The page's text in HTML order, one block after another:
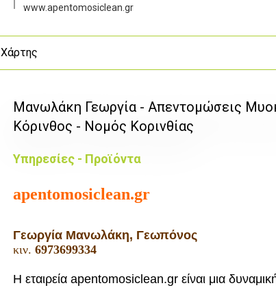
www.apentomosiclean.gr
Χάρτης
Μανωλάκη Γεωργία - Απεντομώσεις
Κόρινθος - Νομός Κορινθίας
Υπηρεσίες - Προϊόντα
apentomosiclean.gr
Γεωργία Μανωλάκη, Γεωπόνος
κιν. 6973699334
Η εταιρεία apentomosiclean.gr είναι μια